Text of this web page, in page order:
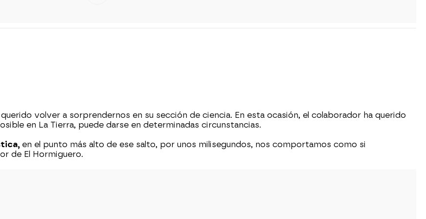
querido volver a sorprendernos en su sección de ciencia. En esta ocasión, el colaborador ha querido
en La Tierra, puede darse en determinadas circunstancias.
en el punto más alto de ese salto, por unos milisegundos, nos comportamos como si
de El Hormiguero.